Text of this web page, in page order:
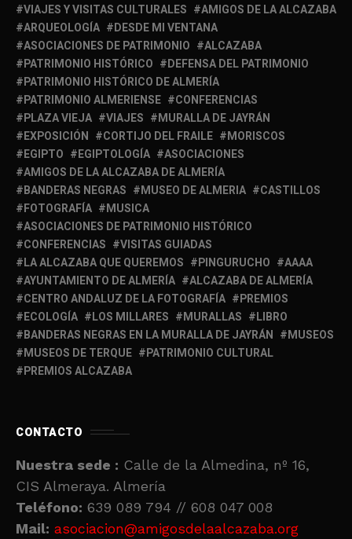
VIAJES Y VISITAS CULTURALES
AMIGOS DE LA ALCAZABA
ARQUEOLOGÍA
DESDE MI VENTANA
ASOCIACIONES DE PATRIMONIO
ALCAZABA
PATRIMONIO HISTÓRICO
DEFENSA DEL PATRIMONIO
PATRIMONIO HISTÓRICO DE ALMERÍA
PATRIMONIO ALMERIENSE
CONFERENCIAS
PLAZA VIEJA
VIAJES
MURALLA DE JAYRÁN
EXPOSICIÓN
CORTIJO DEL FRAILE
MORISCOS
EGIPTO
EGIPTOLOGÍA
ASOCIACIONES
AMIGOS DE LA ALCAZABA DE ALMERÍA
BANDERAS NEGRAS
MUSEO DE ALMERIA
CASTILLOS
FOTOGRAFÍA
MUSICA
ASOCIACIONES DE PATRIMONIO HISTÓRICO
CONFERENCIAS
VISITAS GUIADAS
LA ALCAZABA QUE QUEREMOS
PINGURUCHO
AAAA
AYUNTAMIENTO DE ALMERÍA
ALCAZABA DE ALMERÍA
CENTRO ANDALUZ DE LA FOTOGRAFÍA
PREMIOS
ECOLOGÍA
LOS MILLARES MURALLAS
LIBRO
BANDERAS NEGRAS EN LA MURALLA DE JAYRÁN
MUSEOS
MUSEOS DE TERQUE
PATRIMONIO CULTURAL
PREMIOS ALCAZABA
CONTACTO
Nuestra sede : Calle de la Almedina, nº 16,
CIS Almeraya. Almería
Teléfono: 639 089 794 // 608 047 008
Mail: asociacion@amigosdelaalcazaba.org